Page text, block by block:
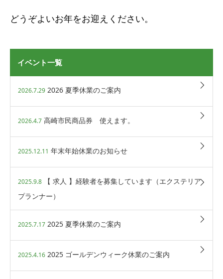
どうぞよいお年をお迎えください。
イベント一覧
2026.7.29 2026 夏季休業のご案内
2026.4.7 高崎市民商品券 使えます。
2025.12.11 年末年始休業のお知らせ
2025.9.8
【 求人 】経験者を募集しています（エクステリア
プランナー）
2025.7.17 2025 夏季休業のご案内
2025.4.16 2025 ゴールデンウィーク休業のご案内